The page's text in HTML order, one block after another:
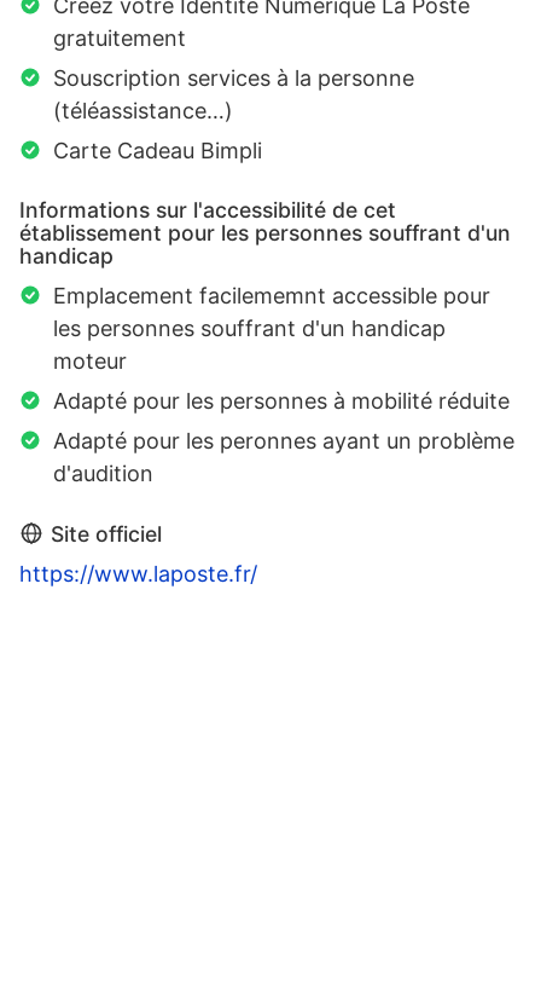
Créez votre Identité Numérique La Poste
gratuitement
Souscription services à la personne
(téléassistance…)
Carte Cadeau Bimpli
Informations sur l'accessibilité de cet
établissement pour les personnes souffrant d'un
handicap
Emplacement facilememnt accessible pour
les personnes souffrant d'un handicap
moteur
Adapté pour les personnes à mobilité réduite
Adapté pour les peronnes ayant un problème
d'audition
Site officiel
https://www.laposte.fr/